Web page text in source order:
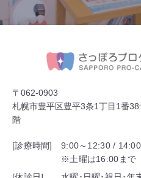
〒062-0903
札幌市豊平区豊平3条1丁目1番
階
[診療時間]
9:00～12:30 /
※土曜は16:00まで